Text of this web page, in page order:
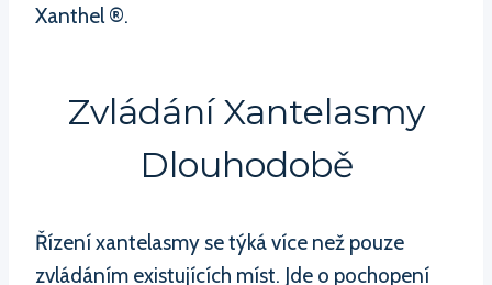
Xanthel ®.
Zvládání Xantelasmy
Dlouhodobě
Řízení xantelasmy se týká více než pouze
zvládáním existujících míst. Jde o pochopení